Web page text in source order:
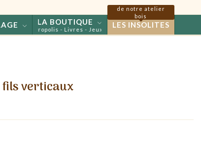
LA BOUTIQUE
- Propolis - Livres - Jeux
LES INSOLITES
de notre atelier
bois
verticaux